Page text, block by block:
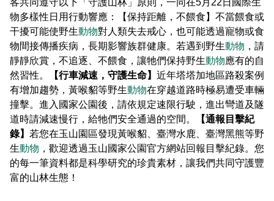
客共同遵守以下「守護山林」原則，一同在5月22日國際生
物多樣性日用行動響應：【保持距離，不餵食】不當餵食或
干擾可能使野生動物對人類失去戒心，也可能透過寵物或食
物間接傳播疾病，長期影響族群健康。若遇到野生動物 ，請
靜靜欣賞，不追逐、不餵食，讓牠們保持野生動物應有的自
然習性。
【行車減速，守護生命】 近年塔塔加地區路殺案例
有增加趨勢，黃喉貂等野生動物在穿越道路時極易遭受車輛
撞擊。進入國家公園後，請依規定速限行駛，進出彎道及隧
道時請減速慢行，給牠們安全通過的空間。
【通報目擊紀
錄】 若您在玉山園區發現黃喉貂、臺灣水鹿、臺灣黑熊等野
生動物 ，歡迎透過玉山國家公園官方網站回報目擊紀錄。您
的每一筆資料都是科學研究的珍貴素材，讓我們共同守護豐
富的山林生態！